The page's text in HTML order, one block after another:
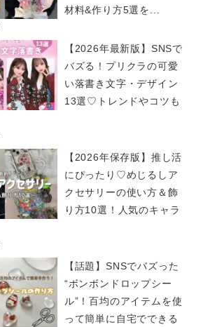
材料&作り方5選を...
【2026年最新版】SNSで
バズる！プリクラの可愛
い落書き文字・デザイン
13選♡トレンドやコツも
【2026年保存版】推し活
にぴったり♡めじるしア
クセサリーの使い方＆飾
り方10選！人気のキャラ
【話題】SNSでバズった
“ボンボンドロップシー
ル”！百均のアイテムを使
って簡単に自宅でできる